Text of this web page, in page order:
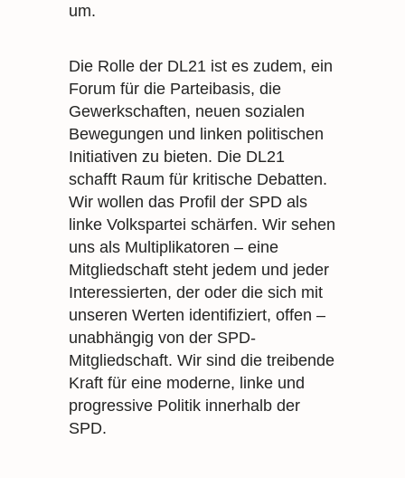
um.
Die Rolle der DL21 ist es zudem, ein
Forum für die Parteibasis, die
Gewerkschaften, neuen sozialen
Bewegungen und linken politischen
Initiativen zu bieten. Die DL21
schafft Raum für kritische Debatten.
Wir wollen das Profil der SPD als
linke Volkspartei schärfen. Wir sehen
uns als Multiplikatoren – eine
Mitgliedschaft steht jedem und jeder
Interessierten, der oder die sich mit
unseren Werten identifiziert, offen –
unabhängig von der SPD-
Mitgliedschaft. Wir sind die treibende
Kraft für eine moderne, linke und
progressive Politik innerhalb der
SPD.